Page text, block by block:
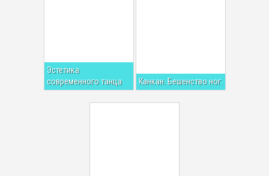
Эстетика
современного танца
Канкан. Бешенство ног.